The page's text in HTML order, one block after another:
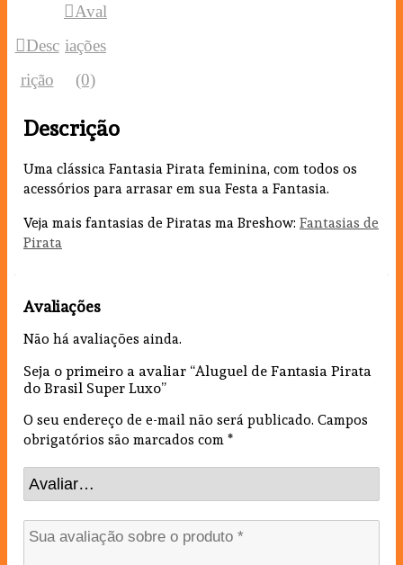
Desc
rição
Aval
iações
(0)
Descrição
Uma clássica Fantasia Pirata feminina, com todos os
acessórios para arrasar em sua Festa a Fantasia.
Veja mais fantasias de Piratas ma Breshow: Fantasias de
Pirata
Avaliações
Não há avaliações ainda.
Seja o primeiro a avaliar “Aluguel de Fantasia Pirata
do Brasil Super Luxo”
O seu endereço de e-mail não será publicado. Campos
obrigatórios são marcados com *